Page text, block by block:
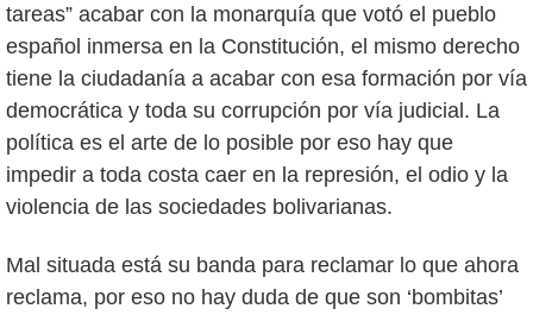
tareas” acabar con la monarquía que votó el pueblo
español inmersa en la Constitución, el mismo derecho
tiene la ciudadanía a acabar con esa formación por vía
democrática y toda su corrupción por vía judicial. La
política es el arte de lo posible por eso hay que
impedir a toda costa caer en la represión, el odio y la
violencia de las sociedades bolivarianas.
Mal situada está su banda para reclamar lo que ahora
reclama, por eso no hay duda de que son ‘bombitas’